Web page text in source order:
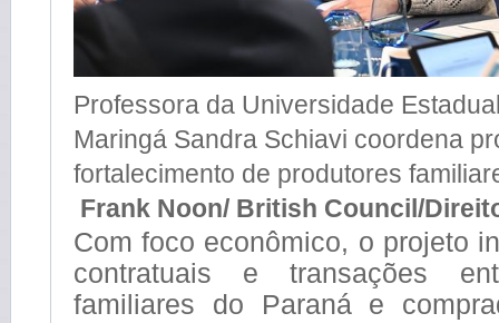
Professora da Universidade
Maringá Sandra Schiavi coordena
fortalecimento de produtores
Frank Noon/ British Council/
Com foco econômico, o projeto
contratuais e transações
familiares do Paraná e